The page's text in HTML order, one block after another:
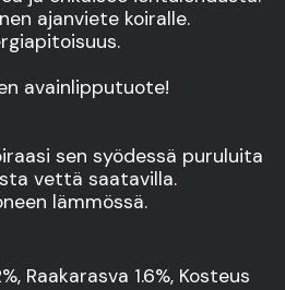
ajanviete koiralle.
avainlipputuote!
sen syödessä puruluita
vettä saatavilla.
lämmössä.
Raakarasva 1.6%, Kosteus